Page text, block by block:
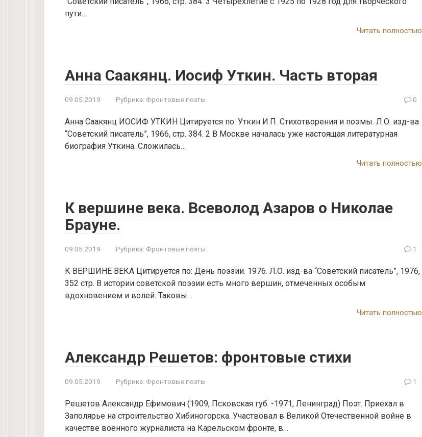
пути…
Читать полностью
Анна Саакянц. Иосиф Уткин. Часть вторая
09.05.2019 Рубрика: Фронтовые поэты 0
Анна Саакянц ИОСИФ УТКИН Цитируется по: Уткин И.П. Стихотворения и поэмы. Л.О. изд-ва
“Советский писатель”, 1966, стр. 384. 2 В Москве началась уже настоящая литературная
биография Уткина. Сложилась…
Читать полностью
К вершине века. Всеволод Азаров о Николае
Брауне.
09.05.2019 Рубрика: Фронтовые поэты 1
К ВЕРШИНЕ ВЕКА Цитируется по: День поэзии. 1976. Л.О. изд-ва “Советский писатель”, 1976,
352 стр. В истории советской поэзии есть много вершин, отмеченных особым
вдохновением и волей. Таковы…
Читать полностью
Александр Решетов: фронтовые стихи
09.05.2019 Рубрика: Фронтовые поэты 1
Решетов Александр Ефимович (1909, Псковская губ. -1971, Ленинград) Поэт. Приехал в
Заполярье на строительство Хибиногорска. Участвовал в Великой Отечественной войне в
качестве военного журналиста на Карельском фронте, в…